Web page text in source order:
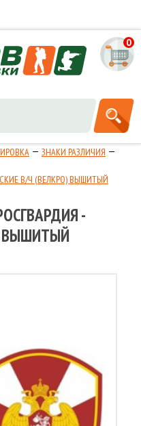
0
ЗНАКИ РАЗЛИЧИЯ
В/Ч (ВЕЛКРО) ВЫШИТЫЙ
-
ВЫШИТЫЙ